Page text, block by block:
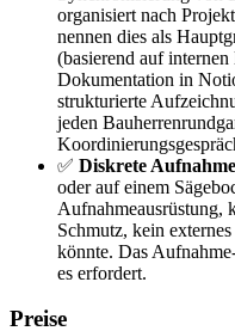
organisiert nach
nennen dies als
(basierend auf
Dokumentation in
strukturierte
jeden
✅ Diskrete Aufnahme
oder auf einem
Aufnahmeausrüstung,
Schmutz, kein
könnte. Das
es erfordert.
Preise